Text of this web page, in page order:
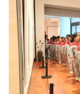
社科强省
江苏
主题宣传